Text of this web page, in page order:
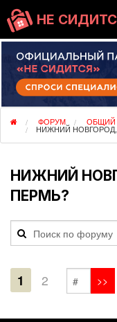
НЕ
ФОРУМ ОБЩИЙ
НИЖНИЙ
НИЖНИЙ
ПЕРМЬ?
1 2